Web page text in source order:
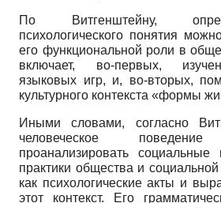
По Витгенштейну,
психологического понятия
его функциональной роли в
включает, во-первых,
языковых игр, и, во-вторых,
культурного контекста «формы
Иными словами, согласно
человеческое
проанализировать социальные
практики общества и
как психологические акты и
этот контекст. Его